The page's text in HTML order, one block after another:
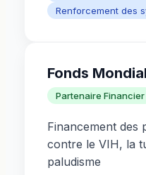
Renforcement des
Fonds Mondial
Partenaire Financier
Financement des
contre le VIH, la
paludisme